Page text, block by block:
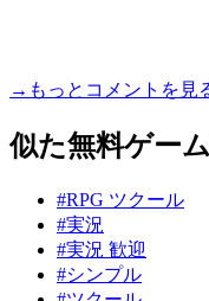
→もっとコメントを見
似た無料ゲー
#RPG ツクール
#実況
#実況 歓迎
#シンプル